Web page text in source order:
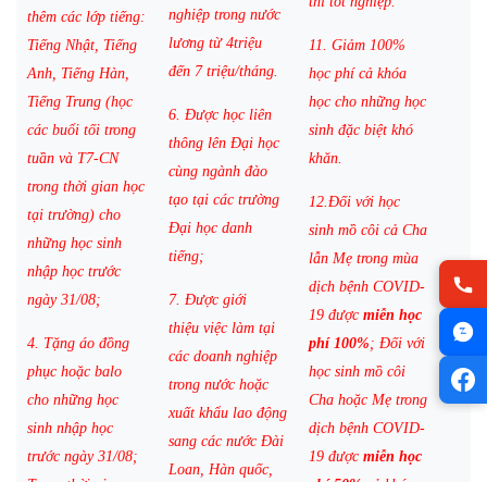
thêm các lớp tiếng:
Tiếng Nhật, Tiếng
Anh, Tiếng Hàn,
Tiếng Trung (học
các buổi tối trong
tuần và T7-CN
trong thời gian học
tại trường) cho
những học sinh
nhập học trước
ngày 31/08;
4. Tặng áo đồng
phục hoặc balo
cho những học
sinh nhập học
trước ngày 31/08;
nghiệp trong nước
lương từ 4triệu
đến 7 triệu/tháng.
6. Được học liên
thông lên Đại học
cùng ngành đào
tạo tại các trường
Đại học danh
tiếng;
7. Được giới
thiệu việc làm tại
các doanh nghiệp
trong nước hoặc
xuất khẩu lao động
sang các nước Đài
Loan, Hàn quốc,
11. Giảm 100%
học phí cả khóa
học cho những học
sinh đặc biệt khó
khăn.
12.Đối với học
sinh mồ côi cả Cha
lẫn Mẹ trong mùa
dịch bệnh COVID-
19 đượcmiễn học
phí 100%; Đối với
học sinh mồ côi
Cha hoặc Mẹ trong
dịch bệnh COVID-
19 đượcmiễn học